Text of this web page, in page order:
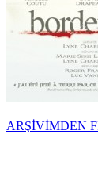
ARŞİVİMDEN